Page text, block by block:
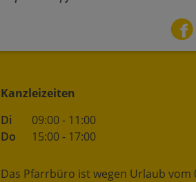
Kanzleizeiten
Di
09:00 - 11:00
Do
15:00 - 17:00
Das Pfarrbüro ist wegen Urlaub vom